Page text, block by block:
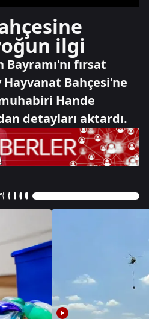
ilgi
fırsat
Bahçesi'ne
Hande
detayları aktardı.